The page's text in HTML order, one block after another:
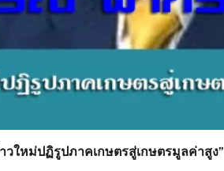
วใหม่ปฏิรูปภาคเกษตรสู่เกษตรมูลค่าสูง”